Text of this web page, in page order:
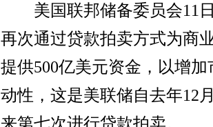
美国联邦储备委员会11
再次通过贷款拍卖方式为商
提供500亿美元资金，以增加
动性，这是美联储自去年12
来第七次进行贷款拍卖。